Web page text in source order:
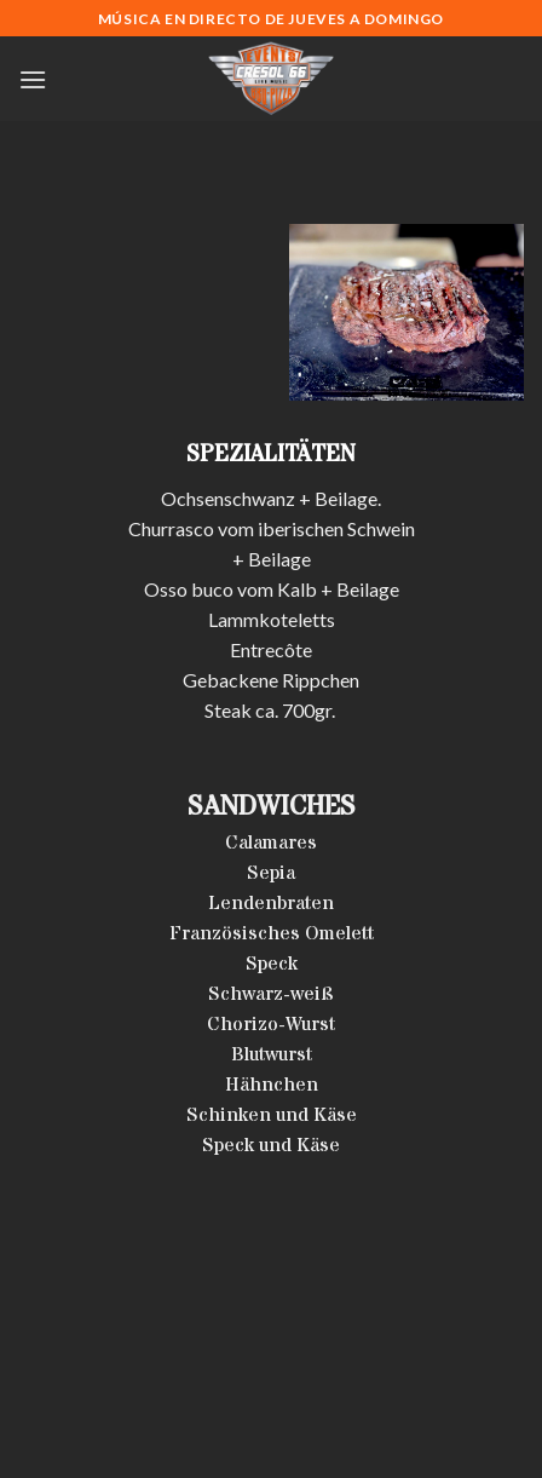
Inhalt
springen
MÚSICA EN DIRECTO DE JUEVES A DOMINGO
SPEZIALITÄTEN
Ochsenschwanz + Beilage.
Churrasco vom iberischen Schwein
+ Beilage
Osso buco vom Kalb + Beilage
Lammkoteletts
Entrecôte
Gebackene Rippchen
Steak ca. 700gr.
SANDWICHES
Calamares
Sepia
Lendenbraten
Französisches Omelett
Speck
Schwarz-weiß
Chorizo-Wurst
Blutwurst
Hähnchen
Schinken und Käse
Speck und Käse